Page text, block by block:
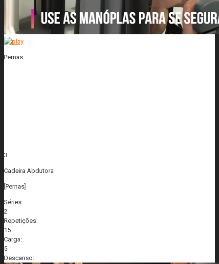
Pernas
3
Cadeira Abdutora
[Pernas]
Séries:
2
Repetições:
15
Carga:
5
Descanso: